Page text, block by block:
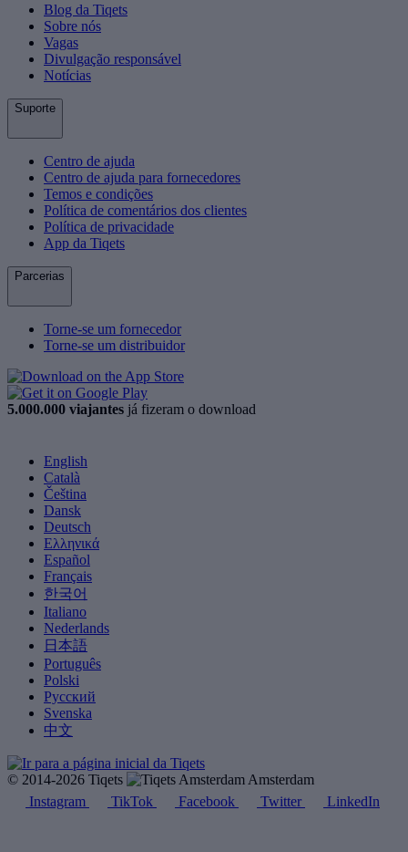
Blog da Tiqets
Sobre nós
Vagas
Divulgação responsável
Notícias
Suporte
Centro de ajuda
Centro de ajuda para fornecedores
Temos e condições
Política de comentários dos clientes
Política de privacidade
App da Tiqets
Parcerias
Torne-se um fornecedor
Torne-se um distribuidor
5.000.000 viajantes já fizeram o download
English
Català
Čeština
Dansk
Deutsch
Ελληνικά
Español
Français
한국어
Italiano
Nederlands
日本語
Português
Polski
Русский
Svenska
中文
© 2014-2026 Tiqets
Amsterdam
Instagram
TikTok Facebook Twitter LinkedIn